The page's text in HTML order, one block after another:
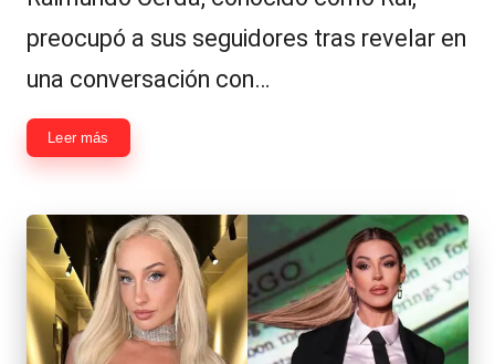
preocupó a sus seguidores tras revelar en
una conversación con…
Leer más